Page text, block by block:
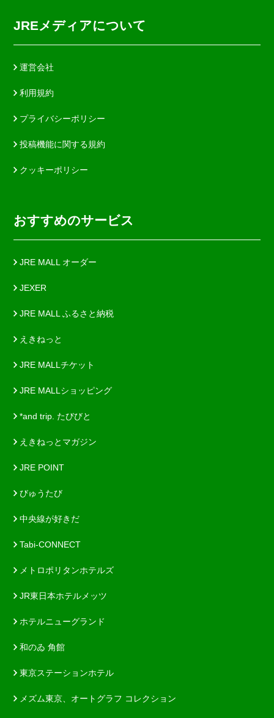
JREメディアについて
運営会社
利用規約
プライバシーポリシー
投稿機能に関する規約
クッキーポリシー
おすすめのサービス
JRE MALL オーダー
JEXER
JRE MALL ふるさと納税
えきねっと
JRE MALLチケット
JRE MALLショッピング
*and trip. たびびと
えきねっとマガジン
JRE POINT
びゅうたび
中央線が好きだ
Tabi-CONNECT
メトロポリタンホテルズ
JR東日本ホテルメッツ
ホテルニューグランド
和のゐ 角館
東京ステーションホテル
メズム東京、オートグラフ コレクション